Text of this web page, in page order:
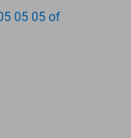
05 05 of